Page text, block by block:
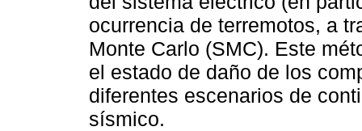
ocurrencia de terremotos, a
Monte Carlo (SMC). Este
el estado de daño de los
diferentes escenarios de
sísmico.